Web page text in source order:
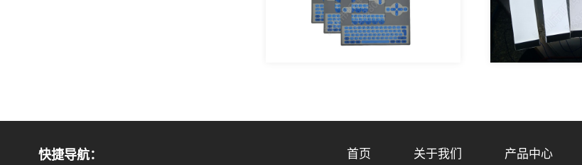
快捷导航： 首页 关于我们 产品中心